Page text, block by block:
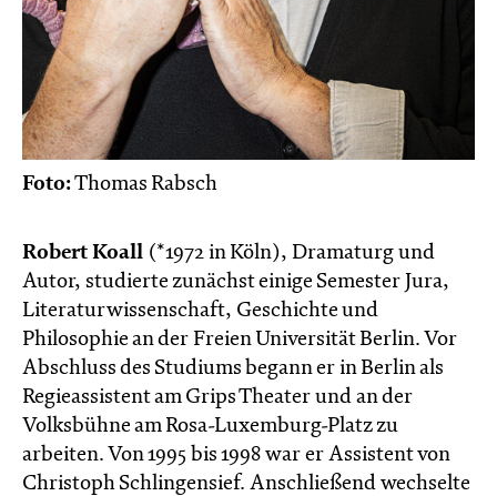
Foto:Thomas Rabsch
Robert Koall (*1972 in Köln), Dramaturg und
Autor, studierte zunächst einige Semester Jura,
Literaturwissenschaft, Geschichte und
Philosophie an der Freien Universität Berlin. Vor
Abschluss des Studiums begann er in Berlin als
Regieassistent am Grips Theater und an der
Volksbühne am Rosa-Luxemburg-Platz zu
arbeiten. Von 1995 bis 1998 war er Assistent von
Christoph Schlingensief. Anschließend wechselte